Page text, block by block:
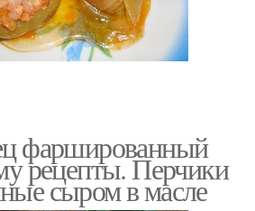
фаршированный
рецепты. Перчики
сыром в масле